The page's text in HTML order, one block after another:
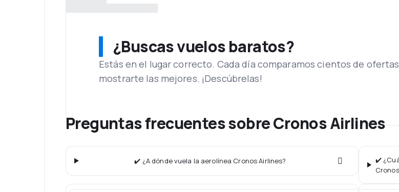
¿Buscas vuelos baratos?
Estás en el lugar correcto. Cada día comparamos cientos de
mostrarte las mejores. ¡Descúbrelas!
Preguntas frecuentes sobre Cronos Airlines
✔️ ¿A dónde vuela la aerolínea Cronos Airlines?
✔️